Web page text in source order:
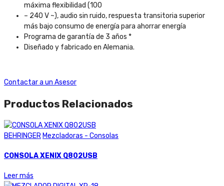
máxima flexibilidad (100
– 240 V ~), audio sin ruido, respuesta transitoria superior
más bajo consumo de energía para ahorrar energía
Programa de garantía de 3 años *
Diseñado y fabricado en Alemania.
Contactar a un Asesor
Productos Relacionados
BEHRINGER Mezcladoras - Consolas
CONSOLA XENIX Q802USB
Leer más